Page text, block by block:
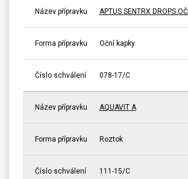
Název přípravku APTUS SENTRX DROPS
Forma přípravku Oční kapky
Číslo schválení 078-17/C
Název přípravku AQUAVIT A
Forma přípravku Roztok
Číslo schválení 111-15/C